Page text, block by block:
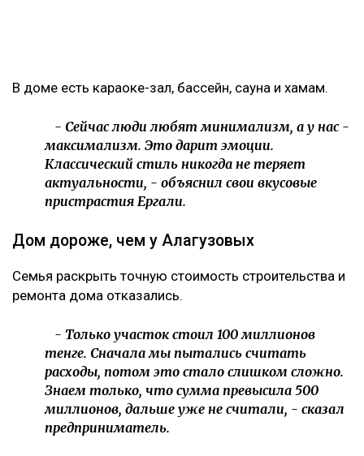
В доме есть караоке-зал, бассейн, сауна и хамам.
- Сейчас люди любят минимализм, а у нас -
максимализм. Это дарит эмоции.
Классический стиль никогда не теряет
актуальности, - объяснил свои вкусовые
пристрастия Ергали.
Дом дороже, чем у Алагузовых
Семья раскрыть точную стоимость строительства и
ремонта дома отказались.
- Только участок стоил 100 миллионов
тенге. Сначала мы пытались считать
расходы, потом это стало слишком сложно.
Знаем только, что сумма превысила 500
миллионов, дальше уже не считали, - сказал
предприниматель.